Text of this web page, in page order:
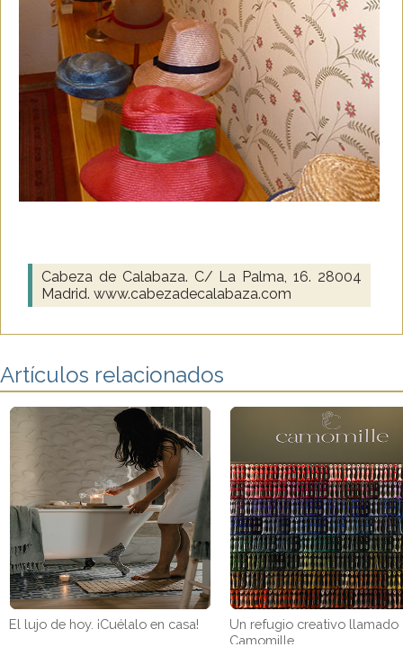
Cabeza de Calabaza. C/ La Palma, 16. 28004
Madrid. www.cabezadecalabaza.com
Artículos relacionados
El lujo de hoy. ¡Cuélalo en casa!
Un refugio creativo llamado
Camomille